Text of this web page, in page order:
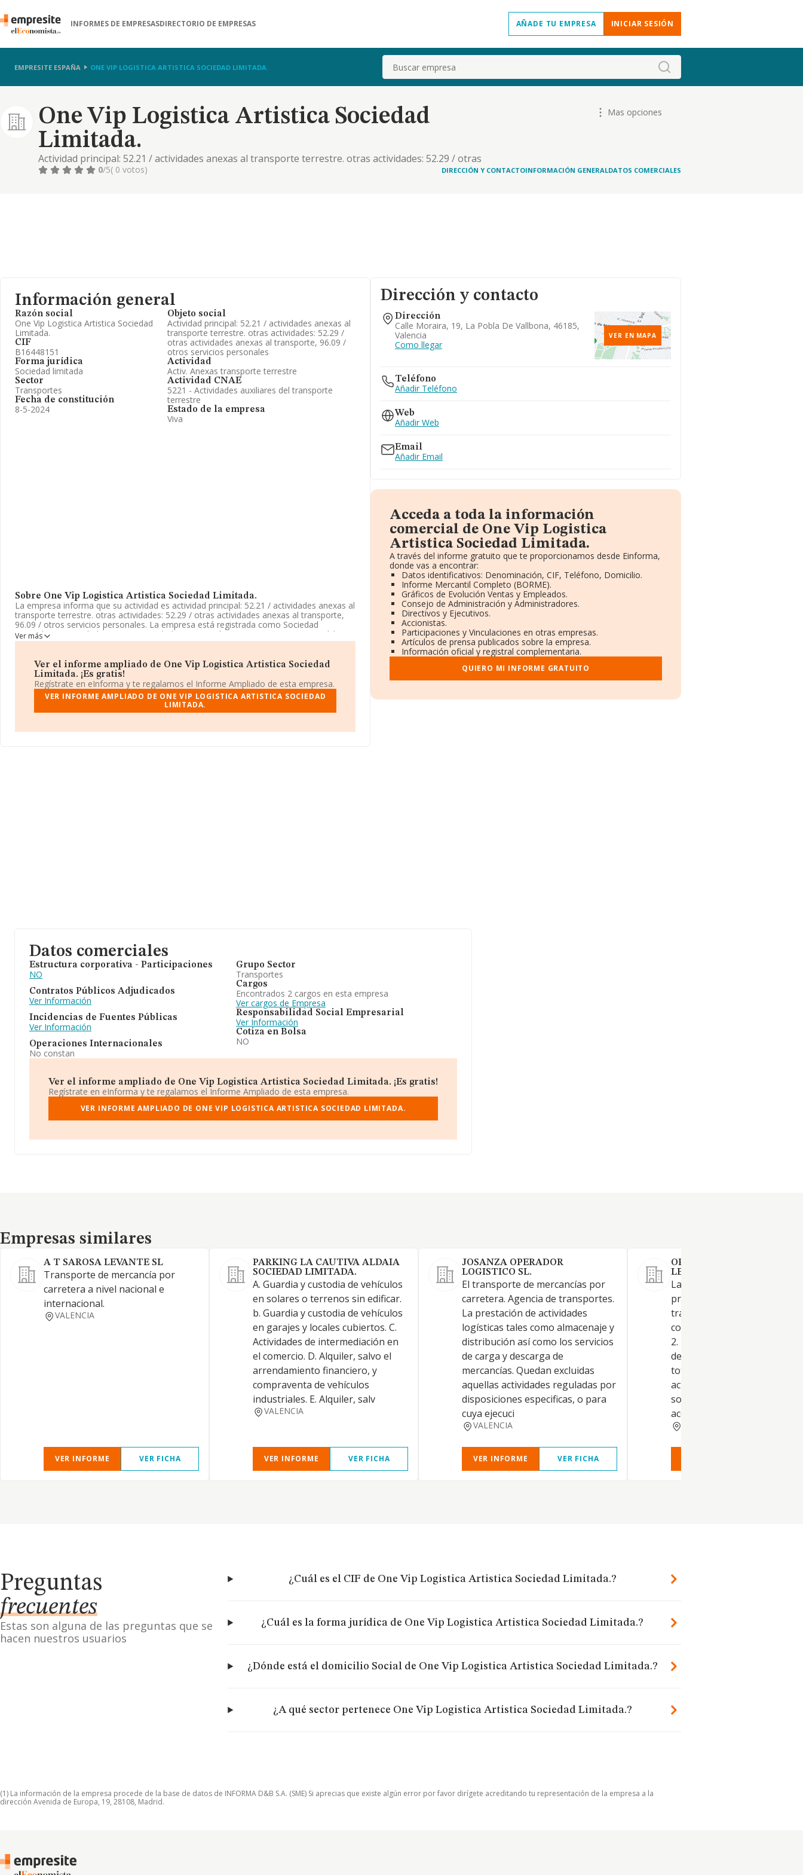
INFORMES DE EMPRESASDIRECTORIO DE EMPRESAS AÑADE TU EMPRESA INICIAR SESIÓN
EMPRESITE ESPAÑA ONE VIP LOGISTICA ARTISTICA SOCIEDAD LIMITADA. Buscar
One Vip Logistica Artistica Sociedad
Limitada.
Actividad principal: 52.21 / actividades anexas al transporte terrestre. otras actividades: 52.29 / otras
actividades anexas al transporte, 96.09 / otros servicios personales
Mas opciones
0/5( 0 votos) DIRECCIÓN Y CONTACTOINFORMACIÓN GENERALDATOS COMERCIALES
Información general
Razón social
One Vip Logistica Artistica Sociedad
Limitada.
CIF
B16448151
Forma jurídica
Sociedad limitada
Sector
Transportes
Fecha de constitución
8-5-2024
Objeto social
Actividad principal: 52.21 / actividades anexas al
transporte terrestre. otras actividades: 52.29 /
otras actividades anexas al transporte, 96.09 /
otros servicios personales
Actividad
Activ. Anexas transporte terrestre
Actividad CNAE
5221 - Actividades auxiliares del transporte
terrestre
Estado de la empresa
Viva
Sobre One Vip Logistica Artistica Sociedad Limitada.
La empresa informa que su actividad es actividad principal: 52.21 / actividades anexas al
transporte terrestre. otras actividades: 52.29 / otras actividades anexas al transporte,
96.09 / otros servicios personales. La empresa está registrada como Sociedad
Limitada. Su actividad CNAE es 'Actividades anexas al transporte terrestre' con código
5221. No realiza actividad de importación y/o exportación.
La empresa española One Vip Logistica Artistica Sociedad Limitada, NIF
B16448151, está situada en Calle Moraira núm. 19, (46185), La Pobla De Vallbona,
provincia de Valencia, Comunidad Valenciana.
Con los datos a disposición de INFORMA sobre 6.394 empresas pertenecientes al
sector, la facturación en el ámbito nacional alcanza los 7.297 millones de euros y se
relación con la información de la provincia de Valencia, en la base de datos INFORMA
Ver más
Ver el informe ampliado de One Vip Logistica Artistica Sociedad
Limitada. ¡Es gratis!
Regístrate en eInforma y te regalamos el Informe Ampliado de esta empresa.
VER INFORME AMPLIADO DE ONE VIP LOGISTICA ARTISTICA SOCIEDAD
LIMITADA.
Dirección y contacto
Dirección
Calle Moraira, 19, La Pobla De Vallbona, 46185,
Valencia
Como llegar
VER EN MAPA
Teléfono
Añadir Teléfono
Web
Añadir Web
Email
Añadir Email
Acceda a toda la información
comercial de One Vip Logistica
Artistica Sociedad Limitada.
A través del informe gratuito que te proporcionamos desde Einforma,
donde vas a encontrar:
Datos identificativos: Denominación, CIF, Teléfono, Domicilio.
Informe Mercantil Completo (BORME).
Gráficos de Evolución Ventas y Empleados.
Consejo de Administración y Administradores.
Directivos y Ejecutivos.
Accionistas.
Participaciones y Vinculaciones en otras empresas.
Artículos de prensa publicados sobre la empresa.
Información oficial y registral complementaria.
QUIERO MI INFORME GRATUITO
Datos comerciales
Estructura corporativa - Participaciones
NO
Contratos Públicos Adjudicados
Ver Información
Incidencias de Fuentes Públicas
Ver Información
Operaciones Internacionales
No constan
Grupo Sector
Transportes
Cargos
Encontrados 2 cargos en esta empresa
Ver cargos de Empresa
Responsabilidad Social Empresarial
Ver Información
Cotiza en Bolsa
NO
Ver el informe ampliado de One Vip Logistica Artistica Sociedad Limitada. ¡Es gratis!
Regístrate en eInforma y te regalamos el Informe Ampliado de esta empresa.
VER INFORME AMPLIADO DE ONE VIP LOGISTICA ARTISTICA SOCIEDAD LIMITADA.
Empresas similares
Empresas similares
A T SAROSA LEVANTE SL
Transporte de mercancía por
carretera a nivel nacional e
internacional.
VALENCIA
VER INFORME VER FICHA
PARKING LA CAUTIVA ALDAIA
SOCIEDAD LIMITADA.
A. Guardia y custodia de vehículos
en solares o terrenos sin edificar.
b. Guardia y custodia de vehículos
en garajes y locales cubiertos. C.
Actividades de intermediación en
el comercio. D. Alquiler, salvo el
arrendamiento financiero, y
compraventa de vehículos
industriales. E. Alquiler, salv
VALENCIA
VER INFORME VER FICHA
JOSANZA OPERADOR
LOGISTICO SL.
El transporte de mercancías por
carretera. Agencia de transportes.
La prestación de actividades
logísticas tales como almacenaje y
distribución así como los servicios
de carga y descarga de
mercancías. Quedan excluidas
aquellas actividades reguladas por
disposiciones especificas, o para
cuya ejecuci
VALENCIA
VER INFORME VER FICHA
OPERADOR LOGISTICO DE
LEVANTE SOCIEDAD
La sociedad tiene por objeto:
propio de una agencia de
transportes y actividades
complementarias del
2. La sociedad podra tambien
desarrollar de modo
total o parcialmente, las
actividades que integran el
social, mediante la titularidad
acciones o participacio.
Preguntas
frecuentes
Estas son alguna de las preguntas que se
hacen nuestros usuarios
¿Cuál es el CIF de One Vip Logistica Artistica Sociedad Limitada.?
¿Cuál es la forma jurídica de One Vip Logistica Artistica Sociedad Limitada.?
¿Dónde está el domicilio Social de One Vip Logistica Artistica Sociedad Limitada.?
¿A qué sector pertenece One Vip Logistica Artistica Sociedad Limitada.?
(1) La información de la empresa procede de la base de datos de INFORMA D&B S.A. (SME) Si aprecias que existe algún error por favor dirígete acreditando tu representación de la empresa a la
dirección Avenida de Europa, 19, 28108, Madrid.